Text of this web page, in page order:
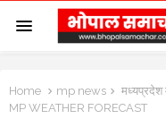
Home mp news
मध्यप्रदेश
MP WEATHER FORECAST